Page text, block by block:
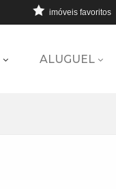
imóveis favoritos
ALUGUEL